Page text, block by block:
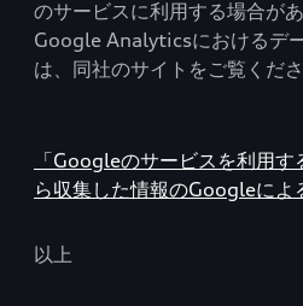
のサービスに利用する場合が
Google Analyticsにおけるデ
は、同社のサイトをご覧くださ
「Googleのサービスを利用
ら収集した情報のGoogleによ
以上